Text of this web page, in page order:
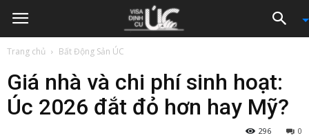
Trang chủ Bất Động Sản ÚC
Giá nhà và chi phí sinh hoạt:
Úc 2026 đắt đỏ hơn hay Mỹ?
0
296